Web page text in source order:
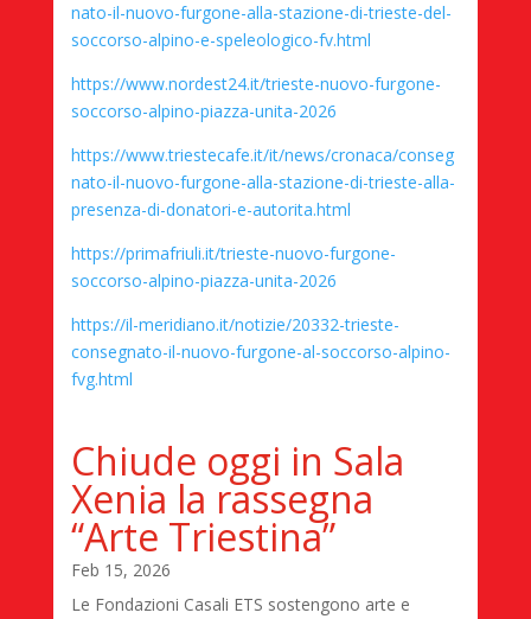
nato-il-nuovo-furgone-alla-stazione-di-trieste-del-
soccorso-alpino-e-speleologico-fv.html
https://www.nordest24.it/trieste-nuovo-furgone-
soccorso-alpino-piazza-unita-2026
https://www.triestecafe.it/it/news/cronaca/conseg
nato-il-nuovo-furgone-alla-stazione-di-trieste-alla-
presenza-di-donatori-e-autorita.html
https://primafriuli.it/trieste-nuovo-furgone-
soccorso-alpino-piazza-unita-2026
https://il-meridiano.it/notizie/20332-trieste-
consegnato-il-nuovo-furgone-al-soccorso-alpino-
fvg.html
Chiude oggi in Sala
Xenia la rassegna
“Arte Triestina”
Feb 15, 2026
Le Fondazioni Casali ETS sostengono arte e